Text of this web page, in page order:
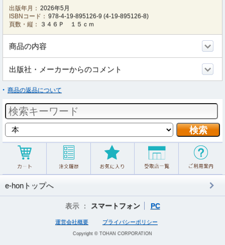
出版年月： 2026年5月
ISBNコード： 978-4-19-895126-9 (4-19-895126-8)
頁数・縦：
３４６Ｐ １５ｃｍ
商品の内容
出版社・メーカーからのコメント
商品の返品について
e-honトップへ
表示 ： スマートフォン PC
運営会社概要 プライバシーポリシー
Copyright © TOHAN CORPORATION